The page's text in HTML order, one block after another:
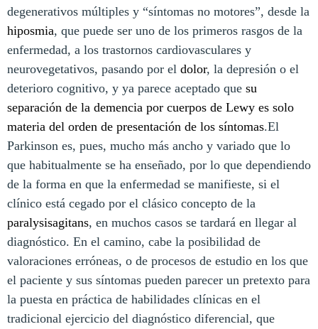
degenerativos múltiples y “síntomas no motores”, desde la
hiposmia, que puede ser uno de los primeros rasgos de la
enfermedad, a los trastornos cardiovasculares y
neurovegetativos, pasando por el dolor, la depresión o el
deterioro cognitivo, y ya parece aceptado que su
separación de la demencia por cuerpos de Lewy es solo
materia del orden de presentación de los síntomas.El
Parkinson es, pues, mucho más ancho y variado que lo
que habitualmente se ha enseñado, por lo que dependiendo
de la forma en que la enfermedad se manifieste, si el
clínico está cegado por el clásico concepto de la
paralysisagitans, en muchos casos se tardará en llegar al
diagnóstico. En el camino, cabe la posibilidad de
valoraciones erróneas, o de procesos de estudio en los que
el paciente y sus síntomas pueden parecer un pretexto para
la puesta en práctica de habilidades clínicas en el
tradicional ejercicio del diagnóstico diferencial, que